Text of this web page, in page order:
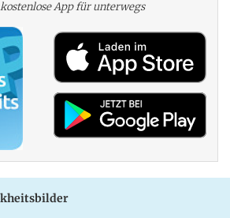
App für unterwegs